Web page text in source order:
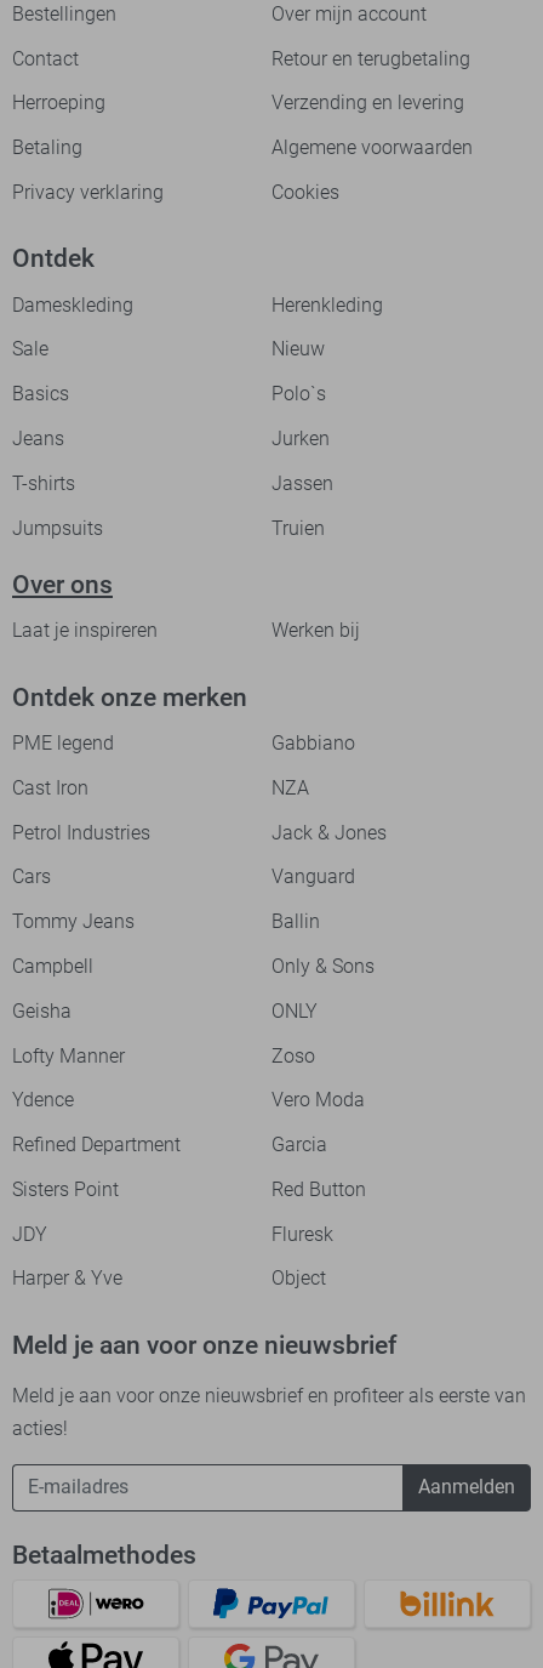
Bestellingen
Over mijn account
Contact
Retour en terugbetaling
Herroeping
Verzending en levering
Betaling
Algemene voorwaarden
Privacy verklaring
Cookies
Ontdek
Dameskleding
Herenkleding
Sale
Nieuw
Basics
Polo`s
Jeans
Jurken
T-shirts
Jassen
Jumpsuits
Truien
Over ons
Laat je inspireren Werken bij
Ontdek onze merken
PME legend
Gabbiano
Cast Iron
NZA
Petrol Industries
Jack & Jones
Cars
Vanguard
Tommy Jeans
Ballin
Campbell
Only & Sons
Geisha
ONLY
Lofty Manner
Zoso
Ydence
Vero Moda
Refined Department
Garcia
Sisters Point
Red Button
JDY
Fluresk
Harper & Yve
Object
Meld je aan voor onze nieuwsbrief
Meld je aan voor onze nieuwsbrief en profiteer als eerste van
acties!
Aanmelden
Betaalmethodes